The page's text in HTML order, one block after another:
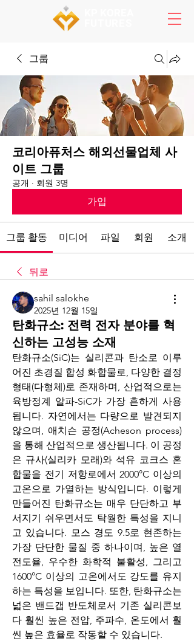
그룹
코리아퓨처스 해외선물업체 사
이트 그룹
공개 · 회원 3명
가입
그룹 활동 미디어 파일 회원 소개
뒤로
sahil salokhe
2025년 12월 15일
탄화규소: 전력 전자 분야를 혁
신하는 고성능 소재
탄화규소(SiC)는 실리콘과 탄소로 이루
어진 초경질 합성 화합물로, 다양한 결정
형태(다형체)로 존재하며, 산업적으로는
육방정계 알파-SiC가 가장 흔하게 사용
됩니다. 자연에서는 다량으로 발견되지
않으며, 애치슨 공정(Acheson process)
을 통해 산업적으로 생산됩니다. 이 공정
은 규사(실리카 모래)와 석유 코크스 혼
합물을 전기 저항로에서 2000°C 이상의
고온으로 가열하는 방식입니다. 이렇게
만들어진 탄화규소는 매우 단단하고 부
서지기 쉬우면서도 탁월한 특성을 지니
고 있습니다. 모스 경도 9.5로 현존하는
가장 단단한 물질 중 하나이며, 높은 열
전도율, 우수한 화학적 불활성, 그리고
1600°C 이상의 고온에서도 강도를 유지
하는 특성을 보입니다. 또한, 탄화규소는
넓은 밴드갭 반도체로서 기존 실리콘보
다 훨씬 높은 전압, 주파수, 온도에서 훨
씬 높은 효율로 작동할 수 있습니다.